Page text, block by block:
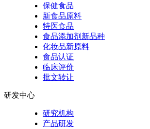
保健食品
新食品原料
特医食品
食品添加剂新品种
化妆品新原料
食品认证
临床评价
批文转让
研发中心
研究机构
产品研发